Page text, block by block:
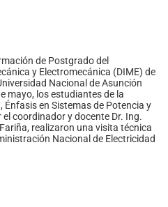
de Postgrado del
y Electromecánica (DIME) de
Nacional de Asunción
mayo, los estudiantes de la
Énfasis en Sistemas de Potencia y
coordinador y docente Dr. Ing.
realizaron una visita técnica
Nacional de Electricidad